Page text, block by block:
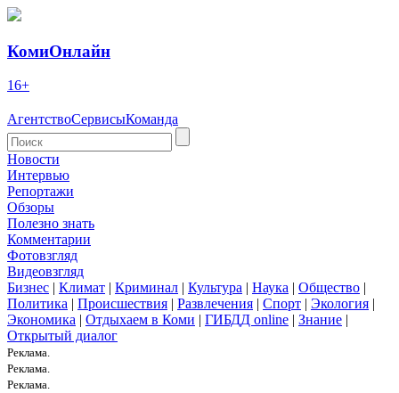
КомиОнлайн
16+
АгентствоСервисыКоманда
Новости
Интервью
Репортажи
Обзоры
Полезно знать
Комментарии
Фотовзгляд
Видеовзгляд
Бизнес | Климат | Криминал | Культура | Наука | Общество |
Политика | Происшествия | Развлечения | Спорт | Экология |
Экономика | Отдыхаем в Коми | ГИБДД online | Знание |
Открытый диалог
Реклама.
Реклама.
Реклама.